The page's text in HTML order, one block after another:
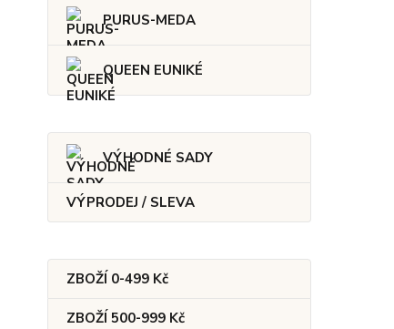
PURUS-MEDA
QUEEN EUNIKÉ
VÝHODNÉ SADY
VÝPRODEJ / SLEVA
ZBOŽÍ 0-499 Kč
ZBOŽÍ 500-999 Kč